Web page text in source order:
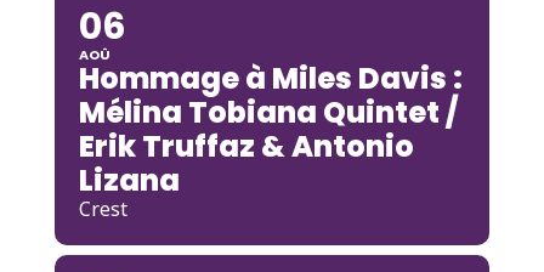
06
AOÛ
Hommage à Miles Davis :
Mélina Tobiana Quintet /
Erik Truffaz & Antonio
Lizana
Crest